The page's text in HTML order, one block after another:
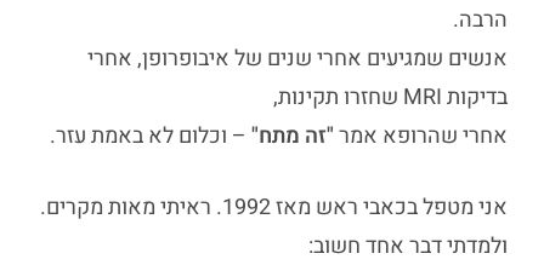
הרבה.
אנשים שמגיעים אחרי שנים של איבופרופן, אחרי
בדיקות MRI שחזרו תקינות,
אחרי שהרופא אמר"זה מתח" – וכלום לא באמת עזר.
אני מטפל בכאבי ראש מאז 1992.
ראיתי מאות מקרים.
ולמדתי דבר אחד חשוב: